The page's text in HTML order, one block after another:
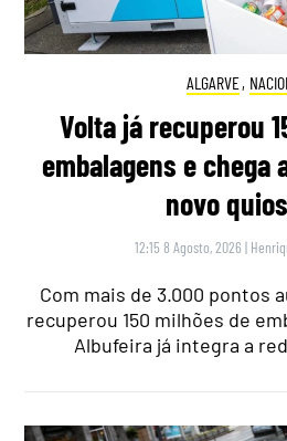
ALGARVE,
Volta já recuperou
embalagens e chega
novo
12:15 8 Agosto, 2026 |
Com mais de 3.000 pontos
recuperou 150 milhões de
Albufeira já integra a